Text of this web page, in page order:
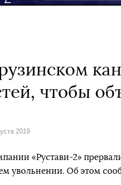
чтобы
2019
«Рустави-2»
увольнении. Об этом